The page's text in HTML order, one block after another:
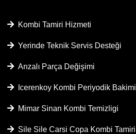
Kombi Tamiri Hizmeti
Yerinde Teknik Servis Desteği
Arızalı Parça Değişimi
Icerenkoy Kombi Periyodik Bakimi
Mimar Sinan Kombi Temizligi
Sile Sile Carsi Copa Kombi Tamiri